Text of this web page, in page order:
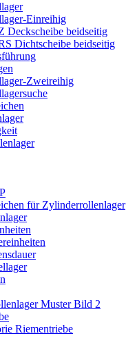
Einreihig
Deckscheibe beidseitig
Dichtscheibe beidseitig
Zweireihig
für Zylinderrollenlager
Riementriebe